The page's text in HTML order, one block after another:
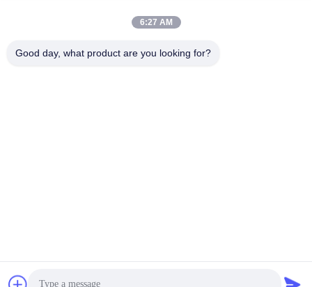
6:27 AM
Good day, what product are you looking for?